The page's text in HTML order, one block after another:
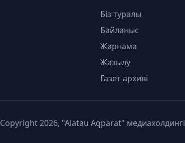
Біз туралы
Байланыс
Жарнама
Жазылу
Газет архиві
Copyright 2026, "Alatau Aqparat" медиахолдингі